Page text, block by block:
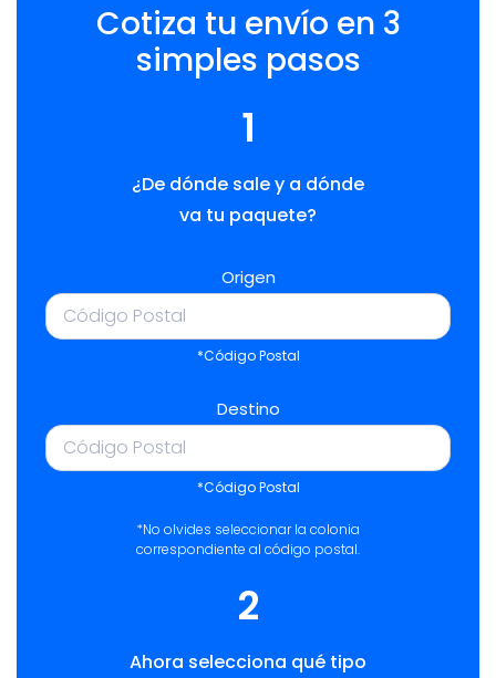
Cotiza tu envío en 3
simples pasos
1
¿De dónde sale y a dónde
va tu paquete?
Origen
*Código Postal
Destino
*Código Postal
*No olvides seleccionar la colonia
correspondiente al código postal.
2
Ahora selecciona qué tipo